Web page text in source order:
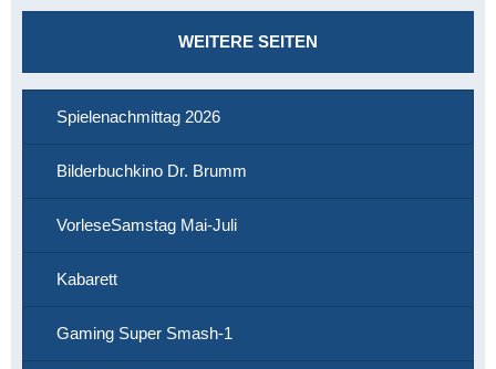
WEITERE SEITEN
Spielenachmittag 2026
Bilderbuchkino Dr. Brumm
VorleseSamstag Mai-Juli
Kabarett
Gaming Super Smash-1